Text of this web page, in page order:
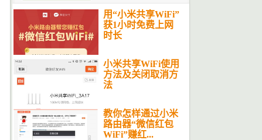
用“小米共享WiFi”
获1小时免费上网
时长
小米共享WiFi使用
方法及关闭取消方
法
教你怎样通过小米
路由器“微信红包
WiFi”赚红...